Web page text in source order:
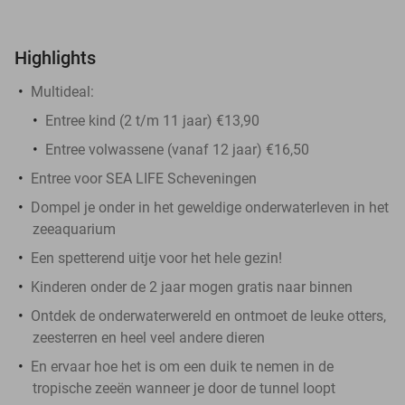
Highlights
Multideal:
Entree kind (2 t/m 11 jaar) €13,90
Entree volwassene (vanaf 12 jaar) €16,50
Entree voor SEA LIFE Scheveningen
Dompel je onder in het geweldige onderwaterleven in het
zeeaquarium
Een spetterend uitje voor het hele gezin!
Kinderen onder de 2 jaar mogen gratis naar binnen
Ontdek de onderwaterwereld en ontmoet de leuke otters,
zeesterren en heel veel andere dieren
En ervaar hoe het is om een duik te nemen in de
tropische zeeën wanneer je door de tunnel loopt